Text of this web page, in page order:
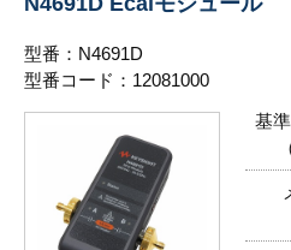
型番：N4691D
型番コード：12081000
基